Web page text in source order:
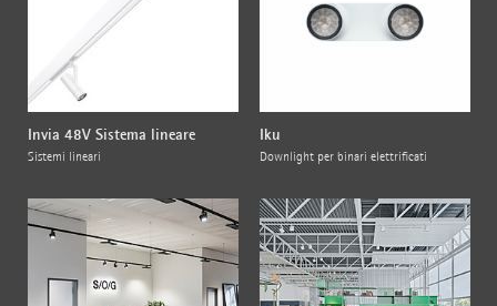
Invia 48V Sistema lineare
Sistemi lineari
Iku
Downlight per binari elettrificati